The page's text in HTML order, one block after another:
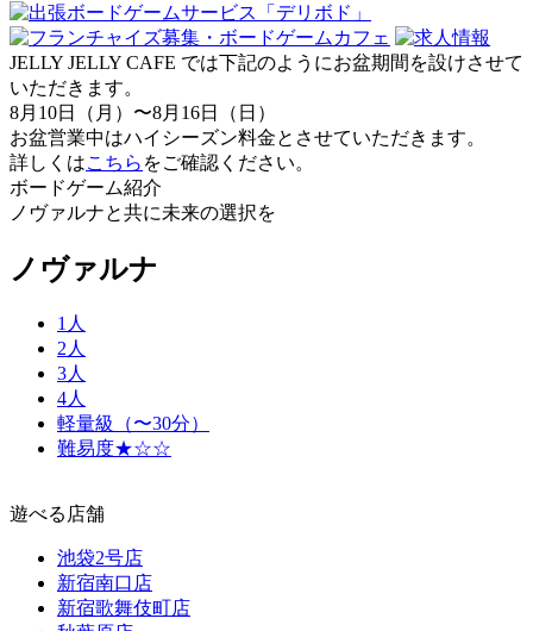
JELLY JELLY CAFE では下記のようにお盆期間を設けさせて
いただきます。
8月10日（月）〜8月16日（日）
お盆営業中はハイシーズン料金とさせていただきます。
詳しくはこちら をご確認ください。
ボードゲーム紹介
ノヴァルナと共に未来の選択を
ノヴァルナ
1人
2人
3人
4人
軽量級（〜30分）
難易度★☆☆
遊べる店舗
池袋2号店
新宿南口店
新宿歌舞伎町店